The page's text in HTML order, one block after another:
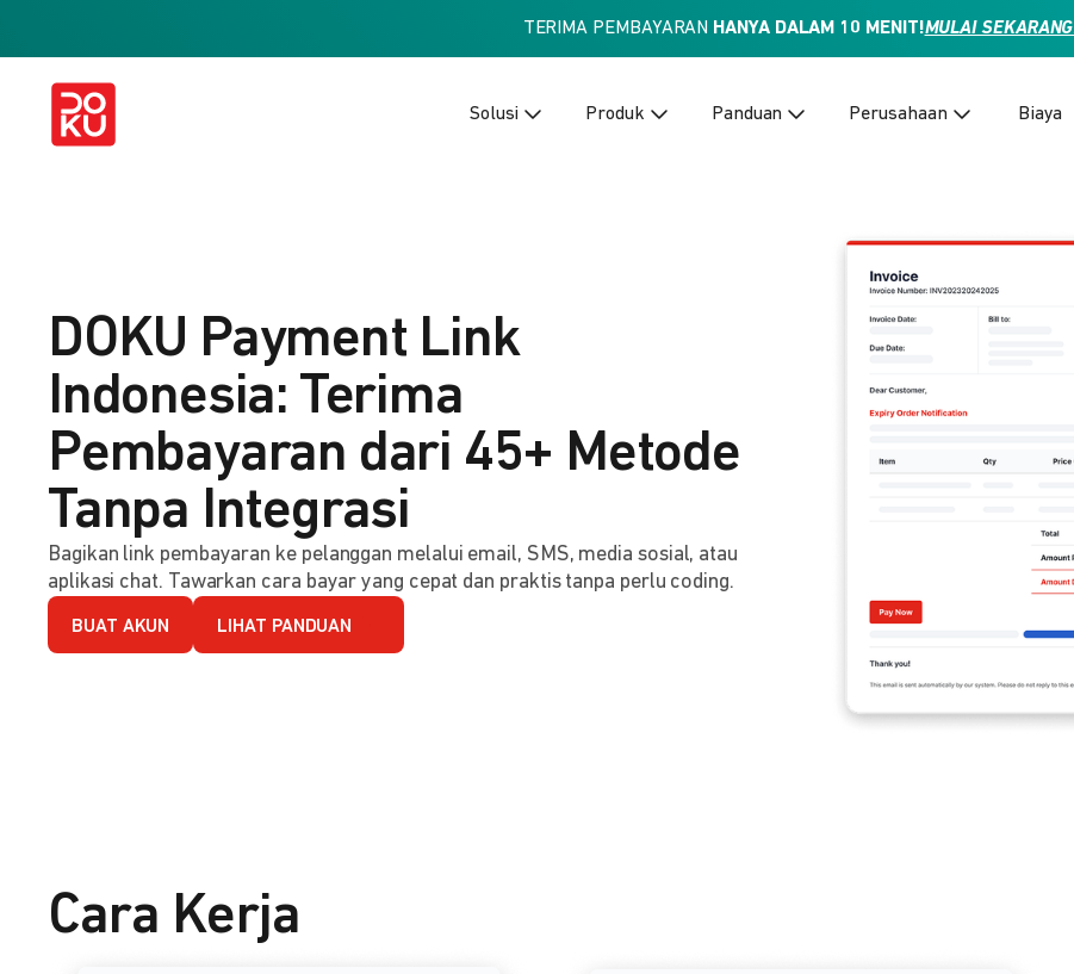
TERIMA PEMBAYARAN HANYA DALAM 10 MENIT!MULAI
Solusi Produk Panduan Perusahaan Biaya
DOKU Payment Link
Indonesia: Terima
Pembayaran dari 45+ Metode
Tanpa Integrasi
Bagikan link pembayaran ke pelanggan melalui email, SMS, media sosial, atau
aplikasi chat. Tawarkan cara bayar yang cepat dan praktis tanpa perlu coding.
BUAT AKUN LIHAT PANDUAN
Cara Kerja